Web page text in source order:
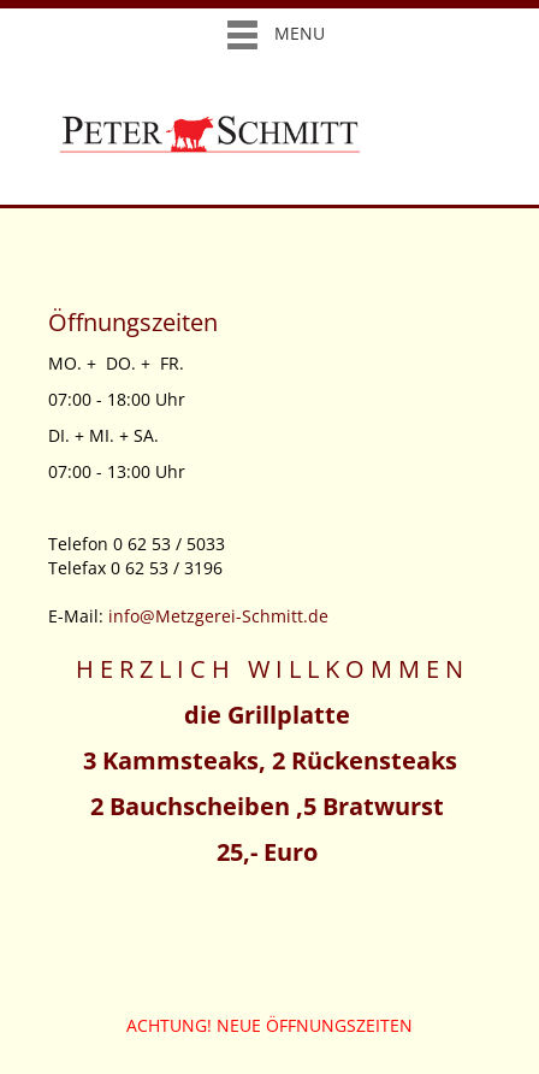
MENU
Öffnungszeiten
MO. + DO. + FR.
07:00 - 18:00 Uhr
DI. + MI. + SA.
07:00 - 13:00 Uhr
Telefon 0 62 53 / 5033
Telefax 0 62 53 / 3196
E-Mail: info@Metzgerei-Schmitt.de
H E R Z L I C H W I L L K O M M E N
die Grillplatte
3 Kammsteaks, 2 Rückensteaks
2 Bauchscheiben ,5 Bratwurst
25,- Euro
ACHTUNG! NEUE ÖFFNUNGSZEITEN